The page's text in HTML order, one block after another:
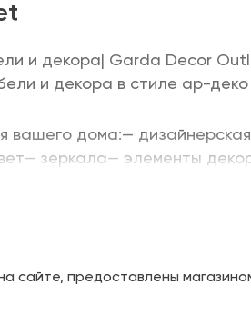
и декора| Garda Decor
и декора в стиле ар-деко
вашего дома:—
зеркала— элементы
сайте, предоставлены